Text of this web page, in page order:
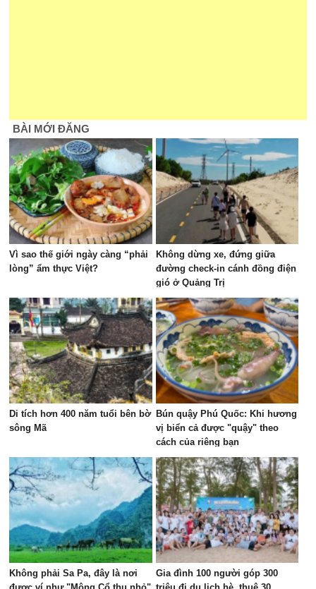
BÀI MỚI ĐĂNG
Vì sao thế giới ngày càng “phải
lòng” ẩm thực Việt?
Không dừng xe, đứng giữa
đường check-in cánh đồng điện
gió ở Quảng Trị
Di tích hơn 400 năm tuổi bên bờ
sông Mã
Bún quậy Phú Quốc: Khi hương
vị biển cả được "quậy" theo
cách của riêng bạn
Không phải Sa Pa, đây là nơi
Gia đình 100 người góp 300